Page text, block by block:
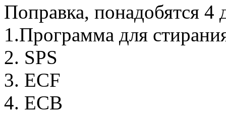
Поправка, понадобятся 4
1.Программа для
2. SPS
3. ECF
4. ECB